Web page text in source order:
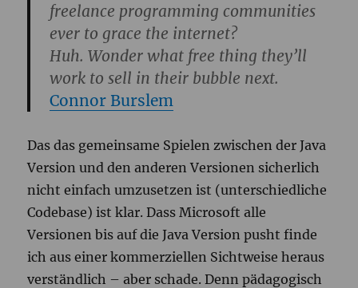
freelance programming communities
ever to grace the internet?
Huh. Wonder what free thing they’ll
work to sell in their bubble next.
Connor Burslem
Das das gemeinsame Spielen zwischen der Java
Version und den anderen Versionen sicherlich
nicht einfach umzusetzen ist (unterschiedliche
Codebase) ist klar. Dass Microsoft alle
Versionen bis auf die Java Version pusht finde
ich aus einer kommerziellen Sichtweise heraus
verständlich – aber schade. Denn pädagogisch